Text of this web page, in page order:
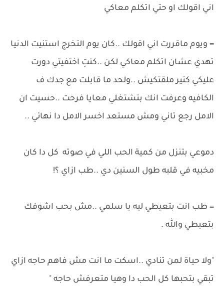
اني اقولك او حتي اتكلم معاكي
= ويوم ماقررت اني اقولك ..كان يوم التخرج استنيت الدنيا
تهدي عشان اتكلم معاكي لكن ..كنتِ اختفيتي دورت
عليكي كتير ملقتكيش ..ولحد ما قابلت مع جدك ف
الكافيه وعرفت انك بتشتغلي معايا فرحت ..حسيت ان
الامل رجع تاني ومش مستعد اخسر الامل دا نهائي ..
دموعي بتنزل من كمية الحب اللي في صوته كل دا كان
مخبيه في قلبه طول السنين دي ..طب ازاي ؟!
= طب انت بتعيطي ليه يا سلمي ..مش بحب اشوفك
بتعيطي والله .
"ولا حياة لمن تنادي ..اسكت ما انت مش فاهم حاجه ازاي
تبقي بتحبها كل الحب دا وهيا متعرفش حاجه "